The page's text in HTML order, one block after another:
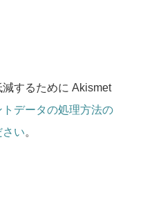
するために Akismet
トデータの処理方法の
い。